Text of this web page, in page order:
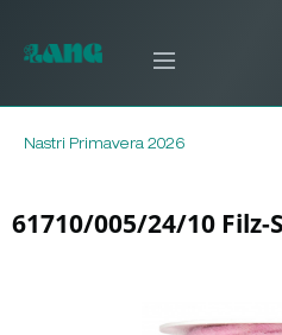
Nastri Primavera 2026
61710/005/24/10